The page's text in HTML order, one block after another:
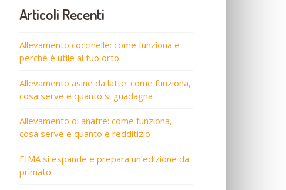
Articoli Recenti
Allevamento coccinelle: come funziona e
perché è utile al tuo orto
Allevamento asine da latte: come funziona,
cosa serve e quanto si guadagna
Allevamento di anatre: come funziona,
cosa serve e quanto è redditizio
EIMA si espande e prepara un’edizione da
primato